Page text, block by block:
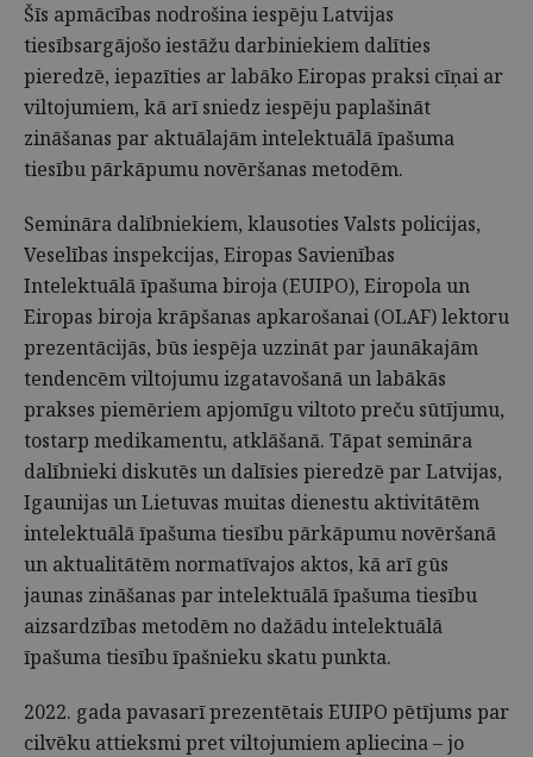
Šīs apmācības nodrošina iespēju Latvijas
tiesībsargājošo iestāžu darbiniekiem dalīties
pieredzē, iepazīties ar labāko Eiropas praksi cīņai ar
viltojumiem, kā arī sniedz iespēju paplašināt
zināšanas par aktuālajām intelektuālā īpašuma
tiesību pārkāpumu novēršanas metodēm.
Semināra dalībniekiem, klausoties Valsts policijas,
Veselības inspekcijas, Eiropas Savienības
Intelektuālā īpašuma biroja (EUIPO), Eiropola un
Eiropas biroja krāpšanas apkarošanai (OLAF) lektoru
prezentācijās, būs iespēja uzzināt par jaunākajām
tendencēm viltojumu izgatavošanā un labākās
prakses piemēriem apjomīgu viltoto preču sūtījumu,
tostarp medikamentu, atklāšanā. Tāpat semināra
dalībnieki diskutēs un dalīsies pieredzē par Latvijas,
Igaunijas un Lietuvas muitas dienestu aktivitātēm
intelektuālā īpašuma tiesību pārkāpumu novēršanā
un aktualitātēm normatīvajos aktos, kā arī gūs
jaunas zināšanas par intelektuālā īpašuma tiesību
aizsardzības metodēm no dažādu intelektuālā
īpašuma tiesību īpašnieku skatu punkta.
2022. gada pavasarī prezentētais EUIPO pētījums par
cilvēku attieksmi pret viltojumiem apliecina – jo